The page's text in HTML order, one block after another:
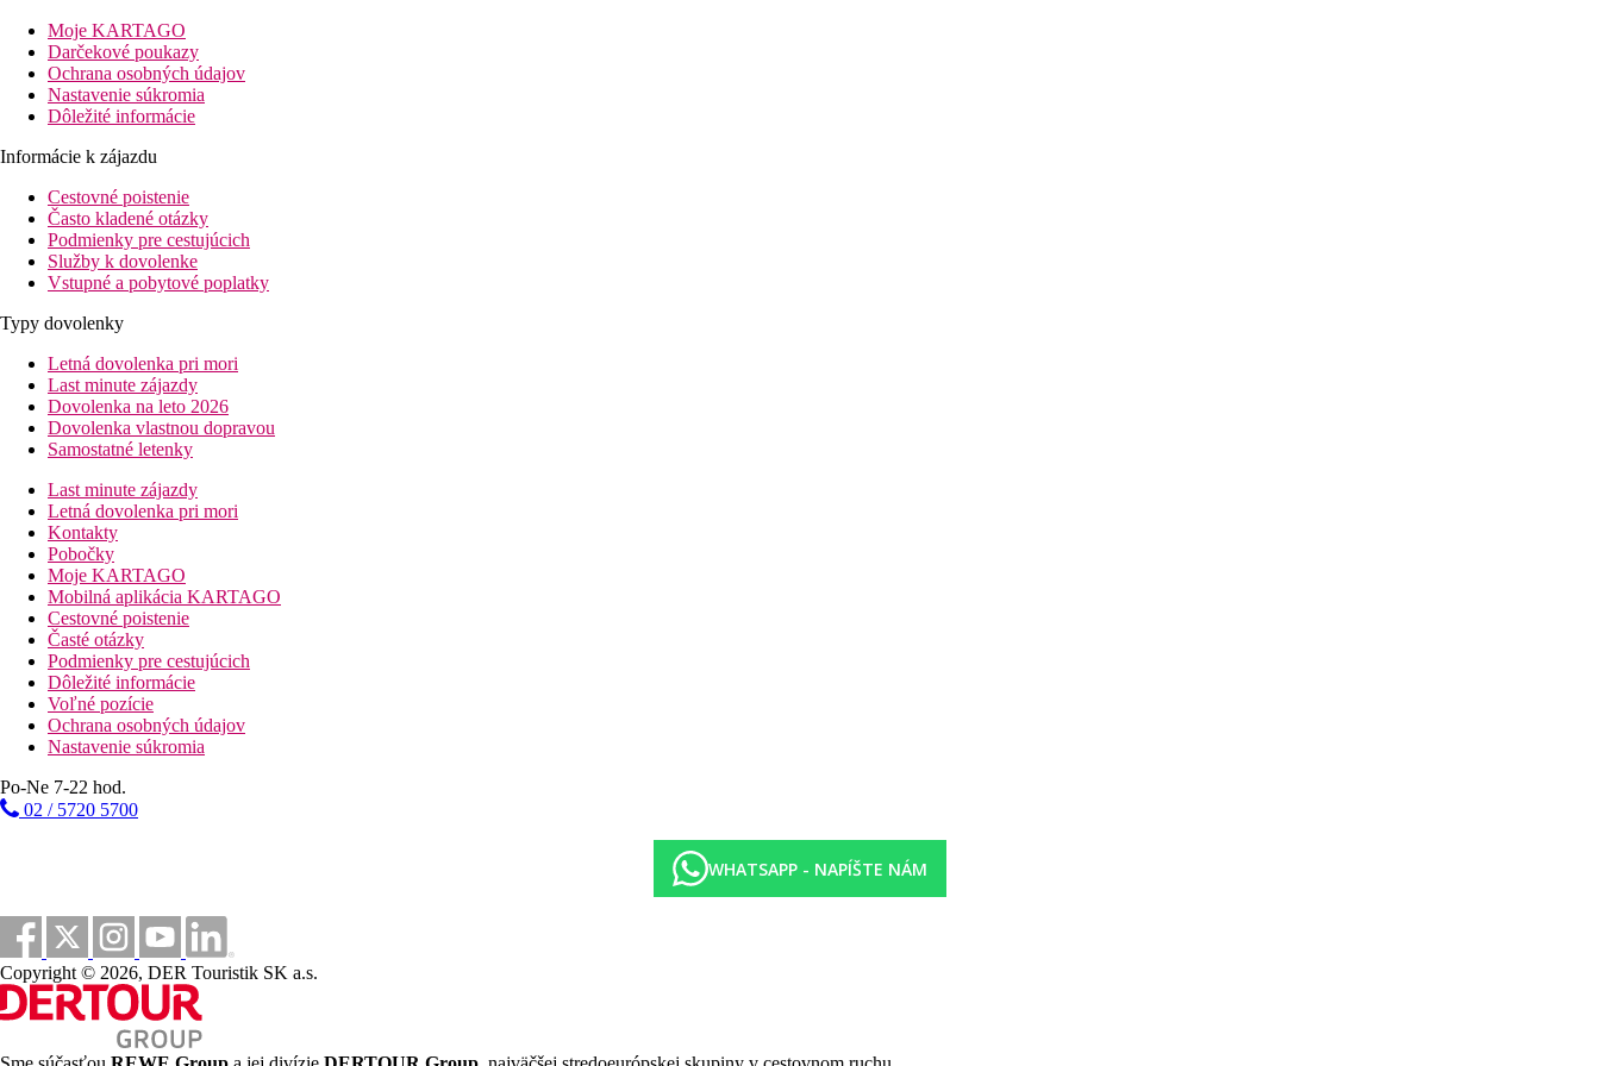
Šport v Zabave
Hotel má vonkajší bazén so slnečnou terasou, kde sú vám k dispozícii ležadlá a slnečníky. Pri bazéne sa nachádza bar s ponukou osviežujúcich nápojov. Ak chcete svoj pobyt stráviť aktívnejšie, môžete si
zacvičiť vo fitnescentre. Na relaxáciu a oddych slúži hotelové wellness centrum, ktoré ponúka masáže a relaxačné procedúry. Pre deti je k dispozícii detská herňa
Stravovanie
Raňajky alebo all inclusive
Vzdialenosti
4 km
Centrum mesta
40 km
Vzdialenosť od najbližšieho letiska
2 km
Vzdialenosť k pláži
bazény
Bar pri bazéne
Ležadlá při bazéne
Slnečníky při bazéne
Fotogaléria
Moje KARTAGO
Darčekové poukazy
Ochrana osobných údajov
Nastavenie súkromia
Dôležité informácie
Informácie k zájazdu
Cestovné poistenie
Často kladené otázky
Podmienky pre cestujúcich
Služby k dovolenke
Vstupné a pobytové poplatky
Typy dovolenky
Letná dovolenka pri mori
Last minute zájazdy
Dovolenka na leto 2026
Dovolenka vlastnou dopravou
Samostatné letenky
Last minute zájazdy
Letná dovolenka pri mori
Kontakty
Pobočky
Moje KARTAGO
Mobilná aplikácia KARTAGO
Cestovné poistenie
Časté otázky
Podmienky pre cestujúcich
Dôležité informácie
Voľné pozície
Ochrana osobných údajov
Nastavenie súkromia
Po-Ne 7-22 hod.
02 / 5720 5700
WHATSAPP - NAPÍŠTE NÁM
Copyright © 2026, DER Touristik SK a.s.